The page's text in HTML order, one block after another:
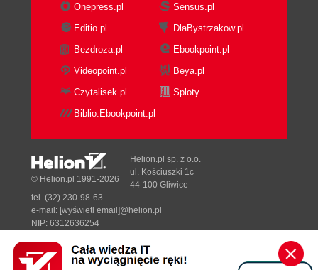
Onepress.pl
Sensus.pl
Editio.pl
DlaBystrzakow.pl
Bezdroza.pl
Ebookpoint.pl
Videopoint.pl
Beya.pl
Czytalisek.pl
Sploty
Biblio.Ebookpoint.pl
Designed with ♥ byTonik.pl
© Helion.pl 1991-2026
Helion.pl sp. z o.o.
ul. Kościuszki 1c
44-100 Gliwice
tel. (32) 230-98-63
e-mail: [wyświetl email]@helion.pl
NIP: 6312636254